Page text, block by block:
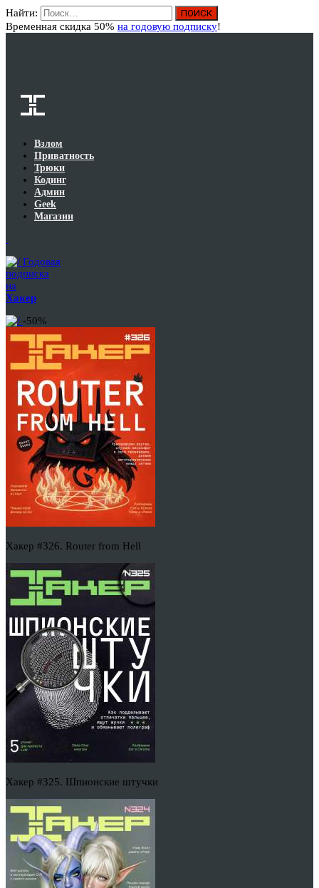
Найти:
Временная скидка 50% на годовую подписку!
Взлом
Приватность
Трюки
Кодинг
Админ
Geek
Магазин
Годовая
подписка
на
Хакер
-50%
Хакер #326. Router from Hell
Хакер #325. Шпионские штучки